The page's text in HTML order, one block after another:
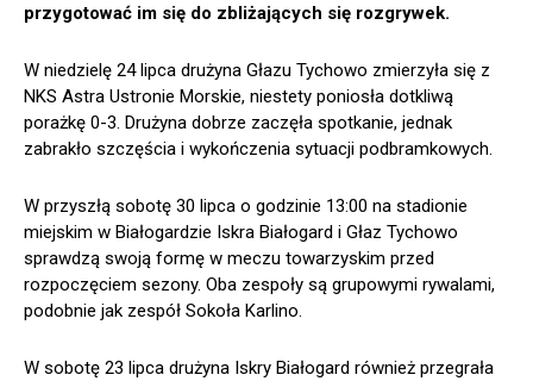
przygotować im się do zbliżających się rozgrywek.
W niedzielę 24 lipca drużyna Głazu Tychowo zmierzyła się z
NKS Astra Ustronie Morskie, niestety poniosła dotkliwą
porażkę 0-3. Drużyna dobrze zaczęła spotkanie, jednak
zabrakło szczęścia i wykończenia sytuacji podbramkowych.
W przyszłą sobotę 30 lipca o godzinie 13:00 na stadionie
miejskim w Białogardzie Iskra Białogard i Głaz Tychowo
sprawdzą swoją formę w meczu towarzyskim przed
rozpoczęciem sezony. Oba zespoły są grupowymi rywalami,
podobnie jak zespół Sokoła Karlino.
W sobotę 23 lipca drużyna Iskry Białogard również przegrała